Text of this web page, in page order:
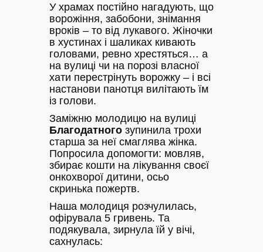
У храмах постійно нагадують, що
ворожіння, забобони, знімання
вроків – то від лукавого. Жіночки
в хустинах і шаликах кивають
головами, ревно хрестяться… а
на вулиці чи на порозі власної
хати перестрінуть ворожку – і всі
настанови панотця вилітають їм
із голови.
Заміжню молодицю на вулиці
Благодатного зупинила трохи
старша за неї смаглява жінка.
Попросила допомогти: мовляв,
збирає кошти на лікування своєї
онкохворої дитини, осьо
скринька пожертв.
Наша молодиця розчулилась,
офірувала 5 гривень. Та
подякувала, зирнула їй у вічі,
сахнулась: